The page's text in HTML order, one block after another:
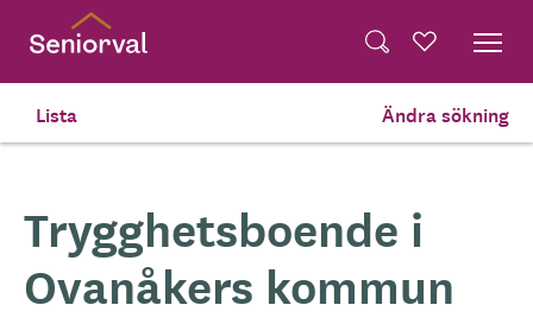
Hem
Trygghetsboende i
Ovanåkers kommun
Lista Ändra sökning
Translate